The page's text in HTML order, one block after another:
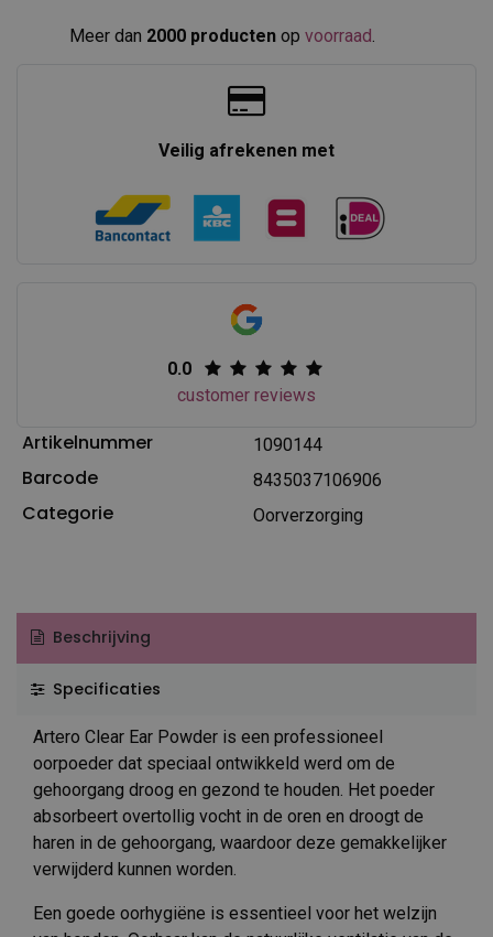
Meer dan 2000 producten op voorraad
Veilig afrekenen met
0.0
customer reviews
Artikelnummer 1090144
Barcode 8435037106906
Categorie Oorverzorging
Beschrijving
Specificaties
Artero Clear Ear Powder is een professioneel
oorpoeder dat speciaal ontwikkeld werd om de
gehoorgang droog en gezond te houden. Het poeder
absorbeert overtollig vocht in de oren en droogt de
haren in de gehoorgang, waardoor deze gemakkelijker
verwijderd kunnen worden.
Een goede oorhygiëne is essentieel voor het welzijn